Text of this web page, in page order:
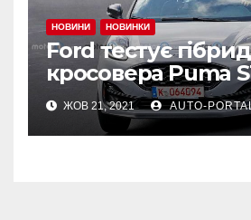
НОВИНИ НОВИНКИ
Ford тестує
кросовера Puma
ЖОВ 21, 2021 AUTO-